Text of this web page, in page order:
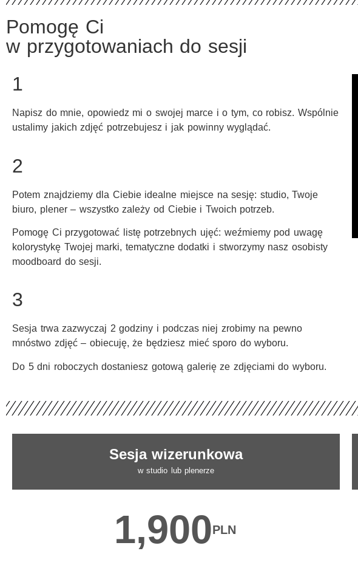
Pomogę Ci
w przygotowaniach do sesji
1
Napisz do mnie, opowiedz mi o swojej marce i o tym, co robisz. Wspólnie
ustalimy jakich zdjęć potrzebujesz i jak powinny wyglądać.
2
Potem znajdziemy dla Ciebie idealne miejsce na sesję: studio, Twoje
biuro, plener – wszystko zależy od Ciebie i Twoich potrzeb.
Pomogę Ci przygotować listę potrzebnych ujęć: weźmiemy pod uwagę
kolorystykę Twojej marki, tematyczne dodatki i stworzymy nasz osobisty
moodboard do sesji.
3
Sesja trwa zazwyczaj 2 godziny i podczas niej zrobimy na pewno
mnóstwo zdjęć – obiecuję, że będziesz mieć sporo do wyboru.
Do 5 dni roboczych dostaniesz gotową galerię ze zdjęciami do wyboru.
Sesja wizerunkowa
w studio lub plenerze
1,900PLN